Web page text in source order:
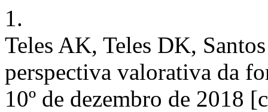
1.
Teles AK, Teles DK,
perspectiva valorativa da
10º de dezembro de 2018